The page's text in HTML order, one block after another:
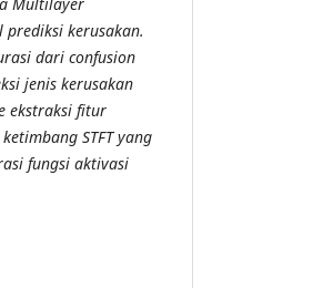
kerusakan.
dari confusion
jenis kerusakan
ekstraksi fitur
STFT yang
fungsi aktivasi